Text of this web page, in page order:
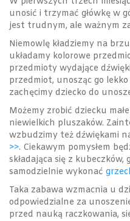
unosić i trzymać główkę w
jest trudnym, ale ważnym
Niemowlę kładziemy na
układamy kolorowe
przedmioty wydające
przedmiot, unosząc go
zachęcimy dziecko do
Możemy zrobić dziecku
niewielkich pluszaków.
wzbudzimy też dźwiękami
>>. Ciekawym pomysłem
składająca się z
samodzielnie wykonać
Taka zabawa wzmacnia u
odpowiedzialne za
przed nauką raczkowania,